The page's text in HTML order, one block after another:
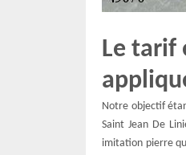
Le tarif
Notre objectif
Saint Jean De
imitation pierre